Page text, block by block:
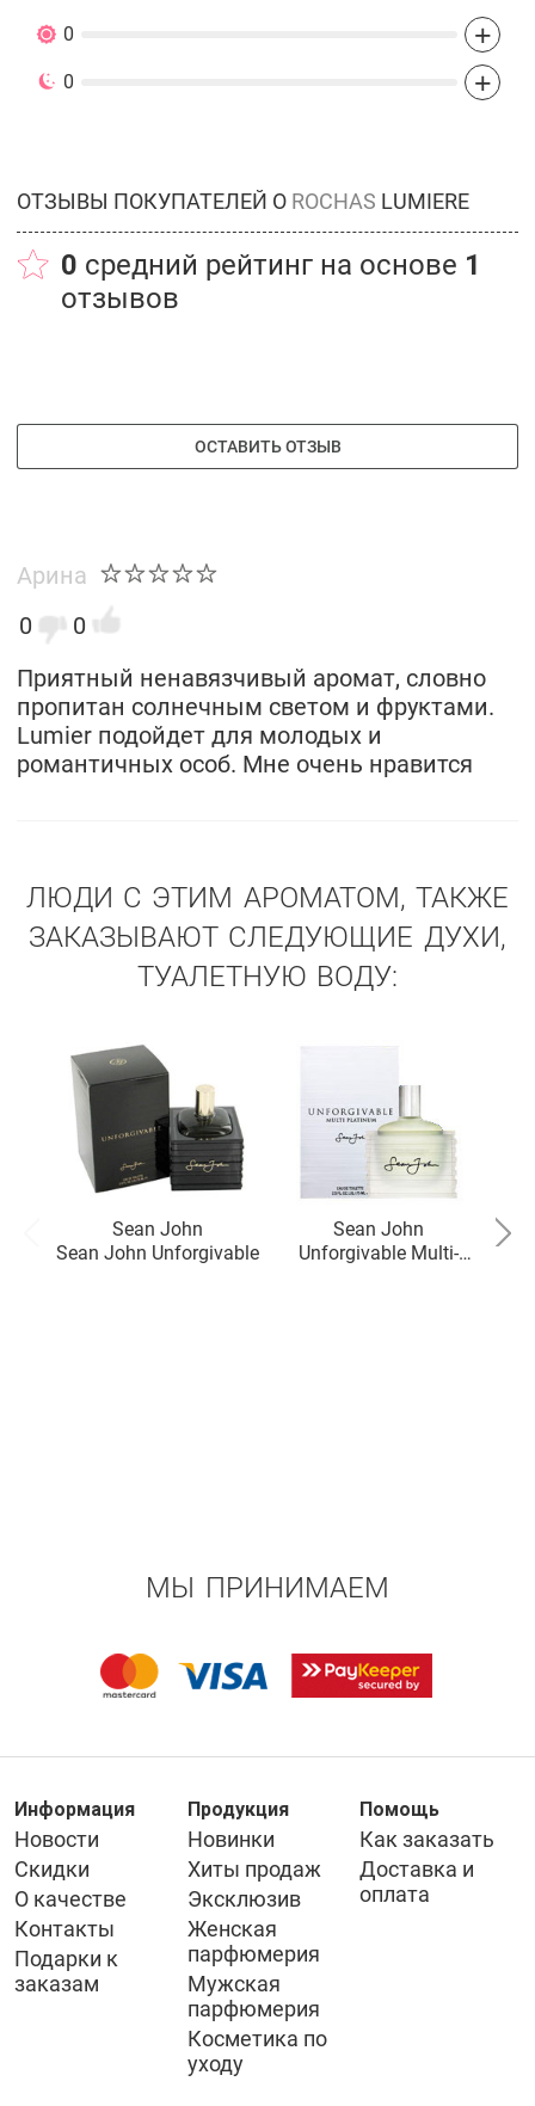
0 +
0 +
ОТЗЫВЫ ПОКУПАТЕЛЕЙ О ROCHAS LUMIERE
0 средний рейтинг на основе 1
отзывов
ОСТАВИТЬ ОТЗЫВ
Арина
0
0
Приятный ненавязчивый аромат, словно
пропитан солнечным светом и фруктами.
Lumier подойдет для молодых и
романтичных особ. Мне очень нравится
ЛЮДИ С ЭТИМ АРОМАТОМ, ТАКЖЕ
ЗАКАЗЫВАЮТ СЛЕДУЮЩИЕ ДУХИ,
ТУАЛЕТНУЮ ВОДУ:
Sean John
Sean John Unforgivable
Sean John
Unforgivable Multi-
МЫ ПРИНИМАЕМ
Информация
Новости
Скидки
О качестве
Контакты
Подарки к
заказам
Продукция
Новинки
Хиты продаж
Эксклюзив
Женская
парфюмерия
Мужская
парфюмерия
Косметика по
уходу
Помощь
Как заказать
Доставка и
оплата